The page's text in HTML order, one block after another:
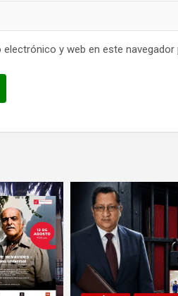
y web en este